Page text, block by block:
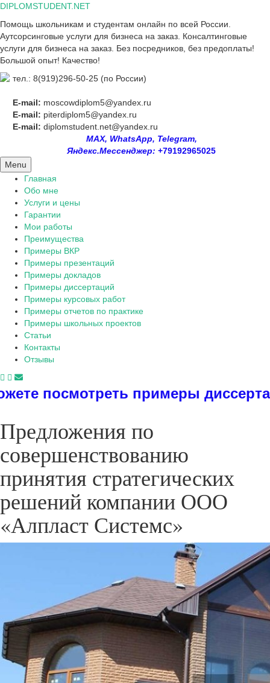
Skip
content
DIPLOMSTUDENT.NET
Помощь школьникам и студентам онлайн по всей России.
Аутсорсинговые услуги для бизнеса на заказ. Консалтинговые
услуги для бизнеса на заказ. Без посредников, без предоплаты!
Большой опыт! Качество!
тел.: 8(919)296-50-25 (по России)
E-mail: moscowdiplom5@yandex.ru
E-mail: piterdiplom5@yandex.ru
E-mail: diplomstudent.net@yandex.ru
MAX, WhatsApp, Telegram,
Яндекс.Мессенджер: +79192965025
Menu
Главная
Обо мне
Услуги и цены
Гарантии
Мои работы
Преимущества
Примеры ВКР
Примеры презентаций
Примеры докладов
Примеры диссертаций
Примеры курсовых работ
Примеры отчетов по практике
Примеры школьных проектов
Статьи
Контакты
Отзывы
примеры диссертаций,
Предложения по
совершенствованию
принятия стратегических
решений компании ООО
«Алпласт Системс»